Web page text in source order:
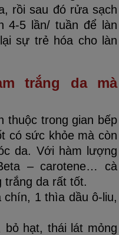
rồi sau đó rửa sạch
4-5 lần/ tuần để làn
sự trẻ hóa cho làn
trắng da mà
thuộc trong gian bếp
có sức khỏe mà còn
da. Với hàm lượng
– carotene… cà
trắng da rất tốt.
chín, 1 thìa dầu ô-liu,
bỏ hạt, thái lát mỏng